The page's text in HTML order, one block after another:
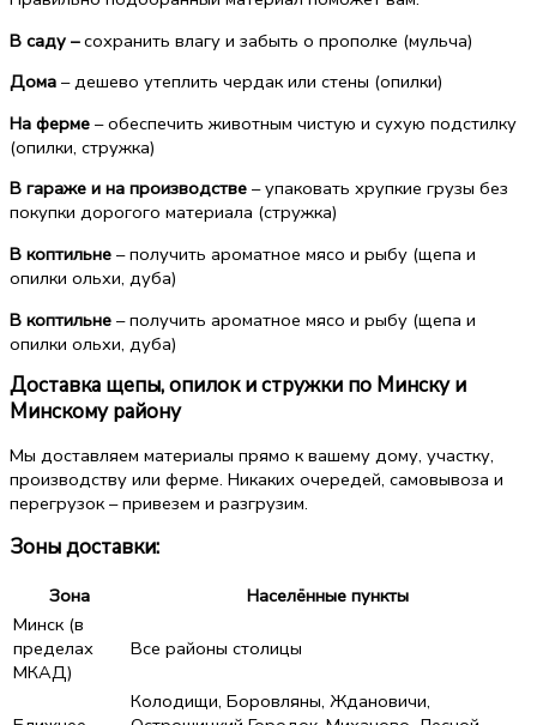
B саду –сохранить влагу и забыть о прополке (мульча)
Дома – дешево утеплить чердак или стены (опилки)
На ферме – обеспечить животным чистую и сухую подстилку
(опилки, стружка)
В гараже и на производстве – упаковать хрупкие грузы без
покупки дорогого материала (стружка)
В коптильне – получить ароматное мясо и рыбу (щепа и
опилки ольхи, дуба)
В коптильне – получить ароматное мясо и рыбу (щепа и
опилки ольхи, дуба)
Доставка щепы, опилок и стружки по Минску и
Минскому району
Мы доставляем материалы прямо к вашему дому, участку,
производству или ферме. Никаких очередей, самовывоза и
перегрузок – привезем и разгрузим.
Зоны доставки:
Зона
Населённые пункты
Минск (в
пределах
МКАД)
Все районы столицы
Колодищи, Боровляны, Ждановичи,